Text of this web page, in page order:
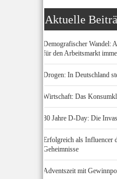
Aktuelle
Demografischer Wandel:
für den Arbeitsmarkt
Drogen: In Deutschland
Wirtschaft: Das
80 Jahre D-Day: Die
Erfolgreich als Influencer
Geheimnisse
Adventszeit mit